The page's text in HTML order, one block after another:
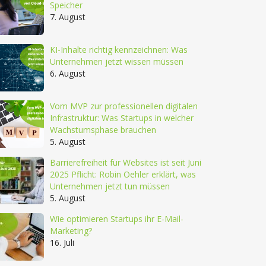
Speicher
7. August
KI-Inhalte richtig kennzeichnen: Was
Unternehmen jetzt wissen müssen
6. August
Vom MVP zur professionellen digitalen
Infrastruktur: Was Startups in welcher
Wachstumsphase brauchen
5. August
Barrierefreiheit für Websites ist seit Juni
2025 Pflicht: Robin Oehler erklärt, was
Unternehmen jetzt tun müssen
5. August
Wie optimieren Startups ihr E-Mail-
Marketing?
16. Juli